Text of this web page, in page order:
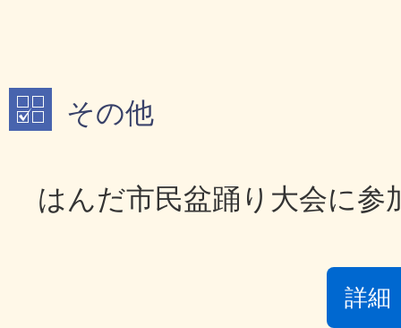
その他
はんだ市民盆踊り大会に参
詳細